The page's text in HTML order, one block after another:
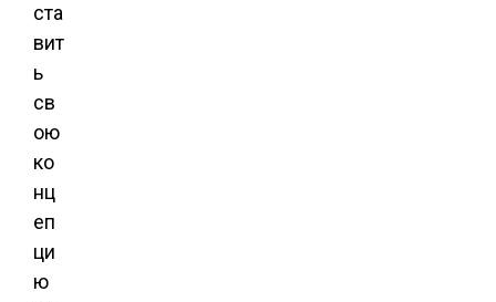
ста
вит
ь
св
ою
ко
нц
еп
ци
ю